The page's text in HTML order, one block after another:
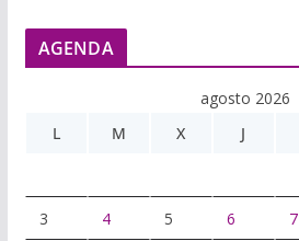
AGENDA
agosto 2026
L
M X J
3 4 5 6 7